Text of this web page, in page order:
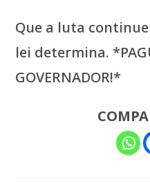
Que a luta
lei determina.
GOVERNADOR!*